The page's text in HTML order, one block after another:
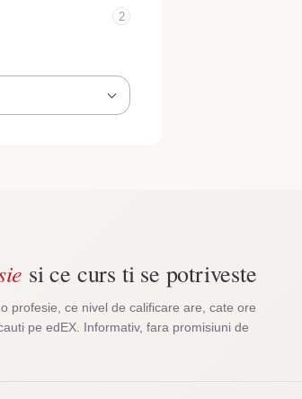
2
si ce curs ti se potriveste
profesie, ce nivel de calificare are, cate ore
pe edEX. Informativ, fara promisiuni de